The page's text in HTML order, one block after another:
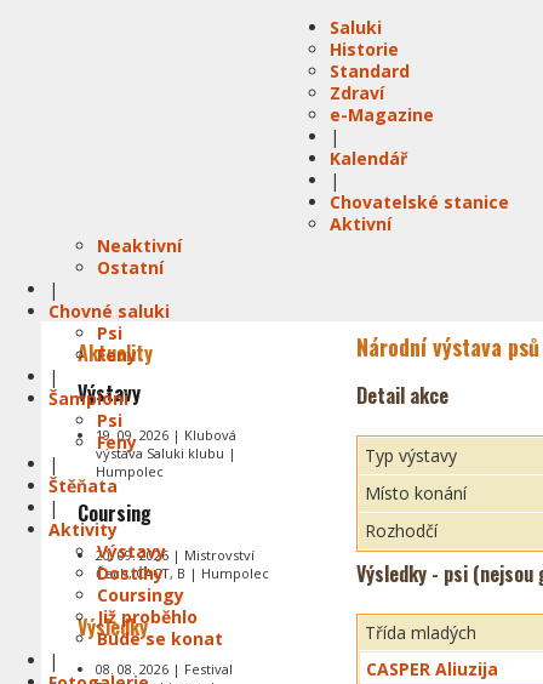
Saluki
Historie
Standard
Zdraví
e-Magazine
|
Kalendář
|
Chovatelské stanice
Aktivní
Neaktivní
Ostatní
|
Chovné saluki
Psi
Feny
|
Šampióni
Psi
Feny
|
Štěňata
|
Aktivity
Výstavy
Dostihy
Coursingy
Již proběhlo
Bude se konat
|
Národní výstava
Detail akce
Typ výstavy
Místo konání
Rozhodčí
Výsledky - psi
Třída mladých
CASPER Aliuzija
Aktuality
Výstavy
19. 09. 2026 | Klubová
výstava Saluki klubu |
Humpolec
Coursing
20. 09. 2026 | Mistrovství
Čech, CACT, B | Humpolec
Výsledky
08. 08. 2026 | Festival